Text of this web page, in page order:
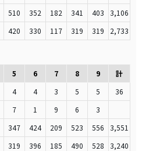
510 352 182 341 403
3,106
420 330 117 319 319 2,733
5 6 7 8 9
計
4 4 3 5 5
36
7 1 9 6
3
347 424 209 523 556
3,551
319 396 185 490 528
3,240